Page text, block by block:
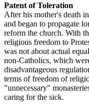
Patent of Toleration
After his mother's death
and began to propagate
reform the church. With
religious freedom to
was not about actual
non-Catholics, which
disadvantageous
terms of freedom of
"unnecessary"
caring for the sick.